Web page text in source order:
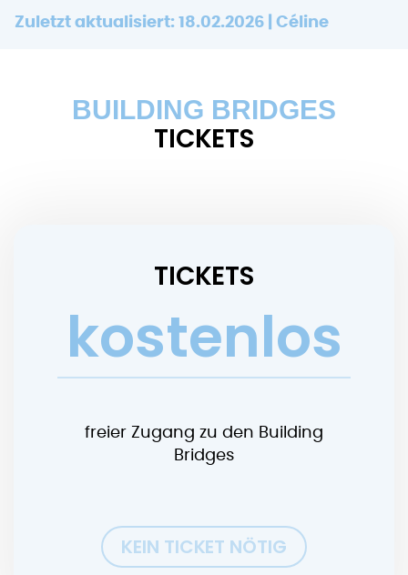
Zuletzt aktualisiert: 18.02.2026 | Céline
BUILDING BRIDGES
TICKETS
TICKETS
kostenlos
freier Zugang zu den Building
Bridges
KEIN TICKET NÖTIG